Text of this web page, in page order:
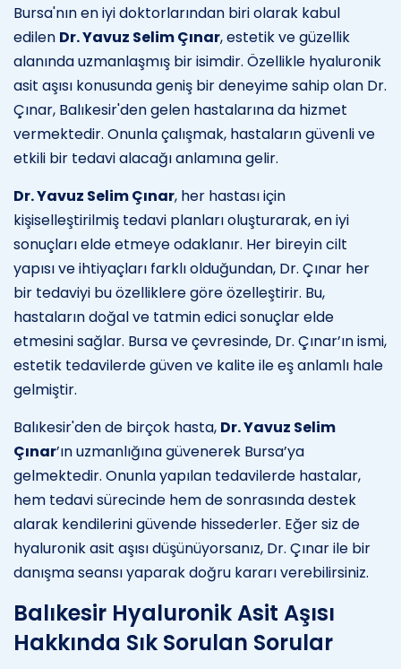
Bursa'nın en iyi doktorlarından biri olarak kabul
edilen Dr. Yavuz Selim Çınar, estetik ve güzellik
alanında uzmanlaşmış bir isimdir. Özellikle hyaluronik
asit aşısı konusunda geniş bir deneyime sahip olan Dr.
Çınar, Balıkesir'den gelen hastalarına da hizmet
vermektedir. Onunla çalışmak, hastaların güvenli ve
etkili bir tedavi alacağı anlamına gelir.
Dr. Yavuz Selim Çınar, her hastası için
kişiselleştirilmiş tedavi planları oluşturarak, en iyi
sonuçları elde etmeye odaklanır. Her bireyin cilt
yapısı ve ihtiyaçları farklı olduğundan, Dr. Çınar her
bir tedaviyi bu özelliklere göre özelleştirir. Bu,
hastaların doğal ve tatmin edici sonuçlar elde
etmesini sağlar. Bursa ve çevresinde, Dr. Çınar’ın ismi,
estetik tedavilerde güven ve kalite ile eş anlamlı hale
gelmiştir.
Balıkesir'den de birçok hasta, Dr. Yavuz Selim
Çınar’ın uzmanlığına güvenerek Bursa’ya
gelmektedir. Onunla yapılan tedavilerde hastalar,
hem tedavi sürecinde hem de sonrasında destek
alarak kendilerini güvende hissederler. Eğer siz de
hyaluronik asit aşısı düşünüyorsanız, Dr. Çınar ile bir
danışma seansı yaparak doğru kararı verebilirsiniz.
Balıkesir Hyaluronik Asit Aşısı
Hakkında Sık Sorulan Sorular